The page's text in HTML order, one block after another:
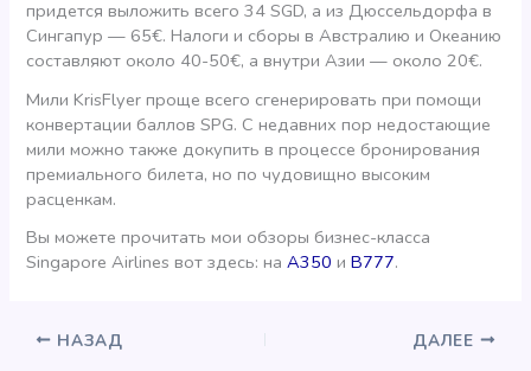
придется выложить всего 34 SGD, а из Дюссельдорфа в
Сингапур — 65€. Налоги и сборы в Австралию и Океанию
составляют около 40-50€, а внутри Азии — около 20€.
Мили KrisFlyer проще всего сгенерировать при помощи
конвертации баллов SPG. С недавних пор недостающие
мили можно также докупить в процессе бронирования
премиального билета, но по чудовищно высоким
расценкам.
Вы можете прочитать мои обзоры бизнес-класса
Singapore Airlines вот здесь: наА350 иВ777.
НАЗАД ДАЛЕЕ